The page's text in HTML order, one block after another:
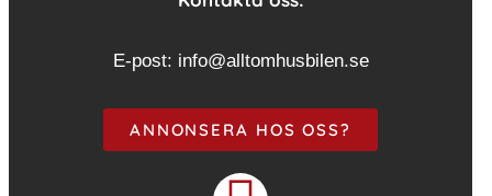
E-post: info@alltomhusbilen.se
ANNONSERA HOS OSS?